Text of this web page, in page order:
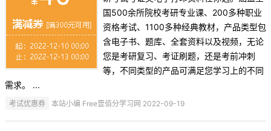
国500余所院校考研专业课、200多种职业
资格考试、1100多种经典教材，产品类型包
含电子书、题库、全套资料以及视频，无论
您是考研复习、考证刷题，还是考前冲刺
等，不同类型的产品可满足您学习上的不同
需求。 ...
考试优惠券 本站小编 Free壹佰分学习网 2022-09-19